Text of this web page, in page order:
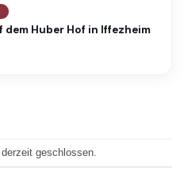
dem Huber Hof in Iffezheim
geschlossen.